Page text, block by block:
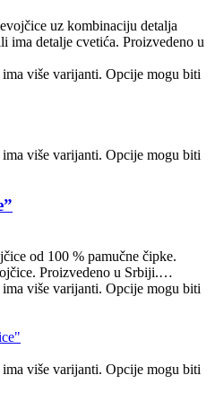
uz kombinaciju detalja
ima detalje cvetića. Proizvedeno u
više varijanti. Opcije mogu biti
više varijanti. Opcije mogu biti
od 100 % pamučne čipke.
Proizvedeno u Srbiji.…
više varijanti. Opcije mogu biti
više varijanti. Opcije mogu biti